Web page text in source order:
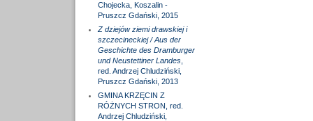
Chojecka, Koszalin -
Pruszcz Gdański, 2015
Z dziejów ziemi drawskiej i
szczecineckiej / Aus der
Geschichte des Dramburger
und Neustettiner Landes,
red. Andrzej Chludziński,
Pruszcz Gdański, 2013
GMINA KRZĘCIN Z
RÓŻNYCH STRON, red.
Andrzej Chludziński,